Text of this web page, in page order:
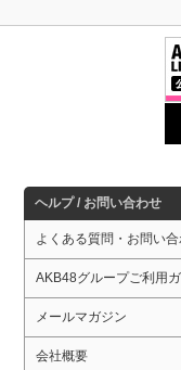
ヘルプ / お問い合わせ
よくある質問・お問い
AKB48グループご利用
メールマガジン
会社概要